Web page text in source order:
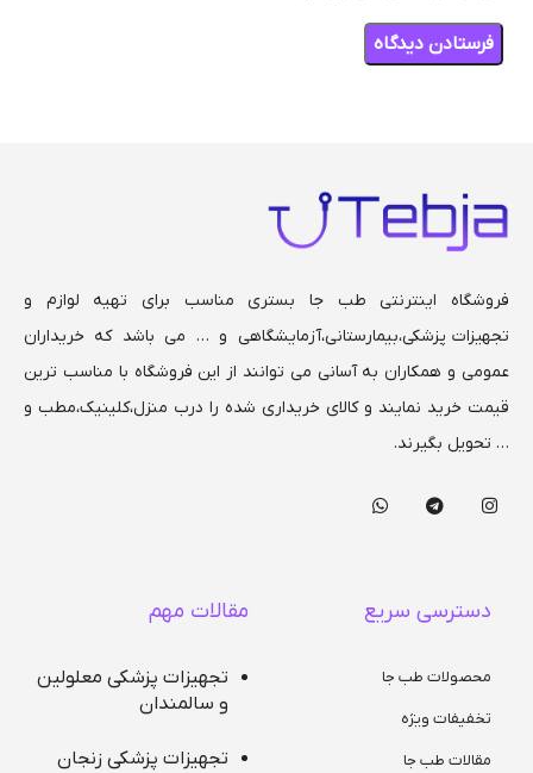
فروشگاه اینترنتی طب جا بستری مناسب برای تهیه لوازم و
تجهیزات پزشکی،بیمارستانی،آزمایشگاهی و … می باشد که خریداران
عمومی و همکاران به آسانی می توانند از این فروشگاه با مناسب ترین
قیمت خرید نمایند و کالای خریداری شده را درب منزل،کلینیک،مطب و
… تحویل بگیرند.
دسترسی سریع
محصولات طب جا
تخفیفات ویژه
مقالات طب جا
مقالات مهم
تجهیزات پزشکی معلولین
و سالمندان
تجهیزات پزشکی زنجان